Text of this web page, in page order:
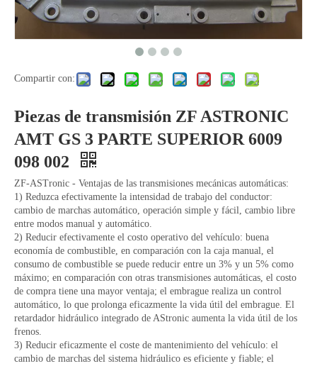
Compartir con:
Piezas de transmisión ZF ASTRONIC
AMT GS 3 PARTE SUPERIOR 6009
098 002
ZF-ASTronic - Ventajas de las transmisiones mecánicas automáticas:
1) Reduzca efectivamente la intensidad de trabajo del conductor:
cambio de marchas automático, operación simple y fácil, cambio libre
entre modos manual y automático.
2) Reducir efectivamente el costo operativo del vehículo: buena
economía de combustible, en comparación con la caja manual, el
consumo de combustible se puede reducir entre un 3% y un 5% como
máximo; en comparación con otras transmisiones automáticas, el costo
de compra tiene una mayor ventaja; el embrague realiza un control
automático, lo que prolonga eficazmente la vida útil del embrague. El
retardador hidráulico integrado de AStronic aumenta la vida útil de los
frenos.
3) Reducir eficazmente el coste de mantenimiento del vehículo: el
cambio de marchas del sistema hidráulico es eficiente y fiable; el